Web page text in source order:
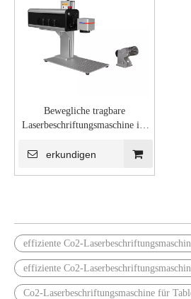
Bewegliche tragbare
Laserbeschriftungsmaschine im
erkundigen
effiziente Co2-
effiziente Co2-
Co2-Laserbeschriftungsmaschine für